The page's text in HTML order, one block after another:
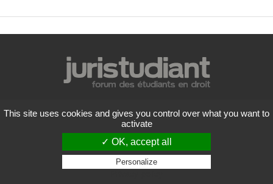
Mentions légales
Politique de confidentialité
Conditions générales d'utilisation
Liste des forums
Contactez-nous
This site uses cookies and gives you control over what you want to
activate
✓ OK, accept all
Personalize